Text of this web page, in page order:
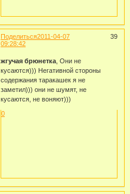
Поделиться 39
2011-04-07
09:28:42
жгучая брюнетка, Они не
кусаются))) Негативной стороны
содержания таракашек я не
заметил))) они не шумят, не
кусаются, не воняют)))
0